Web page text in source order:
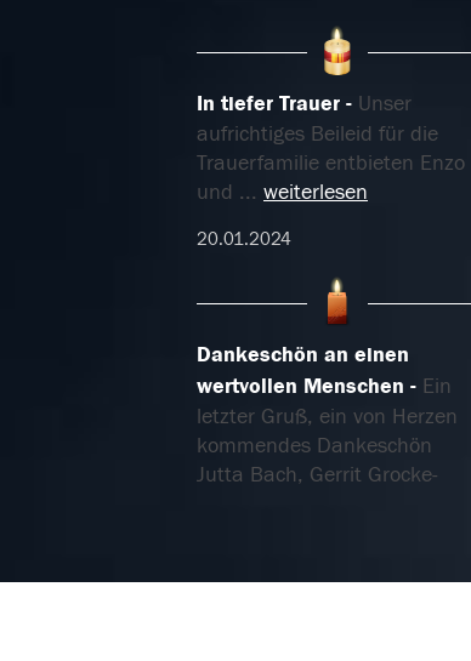
In tiefer Trauer
Unser
aufrichtiges Beileid für die
Trauerfamilie entbieten Enzo
und ... weiterlesen
20.01.2024
Dankeschön an einen
wertvollen Menschen
Ein
letzter Gruß, ein von Herzen
kommendes Dankeschön
Jutta Bach, Gerrit Grocke-
20.01.2024